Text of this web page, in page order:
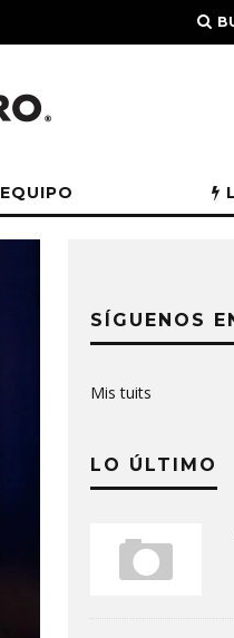
EQUIPO
SÍGUENOS
Mis tuits
LO ÚLTIMO